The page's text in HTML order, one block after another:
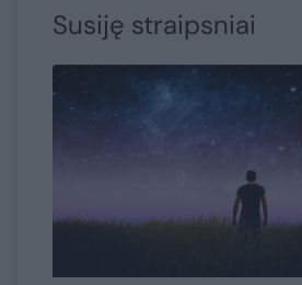
Susiję straipsniai